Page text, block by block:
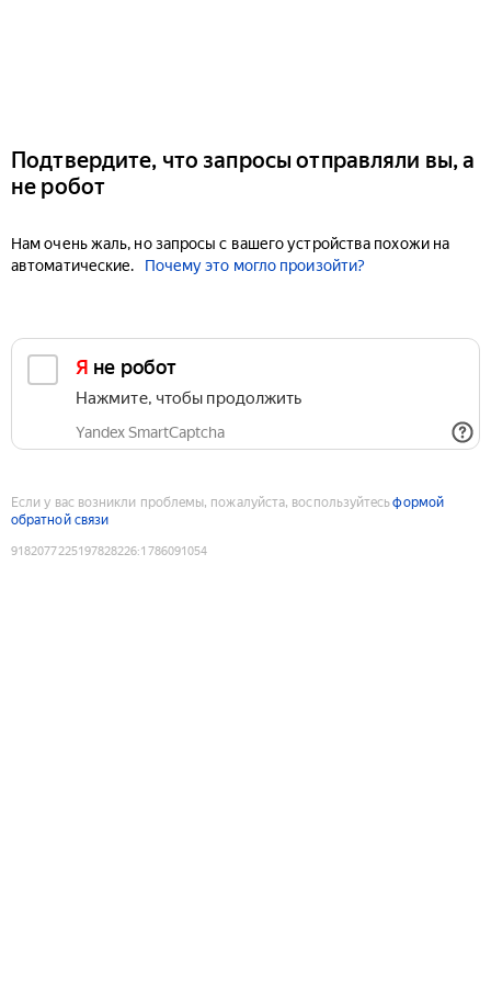
Подтвердите, что запросы отправляли вы, а
не робот
Нам очень жаль, но запросы с вашего устройства похожи на
автоматические.
Почему это могло произойти?
Я не робот
Нажмите, чтобы продолжить
Yandex SmartCaptcha
Если у вас возникли проблемы, пожалуйста, воспользуйтесьформой
обратной связи
9182077225197828226:1786091054